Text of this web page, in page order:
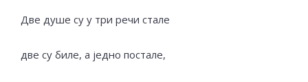
Две душе су у три речи стале
две су биле, а једно постале,